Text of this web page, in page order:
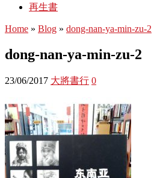
再生書
Home » Blog » dong-nan-ya-min-zu-2
dong-nan-ya-min-zu-2
23/06/2017 大將書行 0